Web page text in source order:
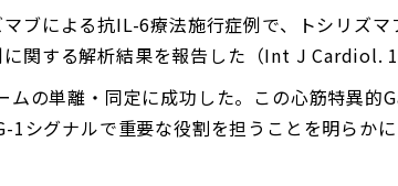
ブによる抗IL-6療法施行症例で、トシリズ
関する解析結果を報告した（Int J Cardiol.
ムの単離・同定に成功した。この心筋特異
1シグナルで重要な役割を担うことを明らかに